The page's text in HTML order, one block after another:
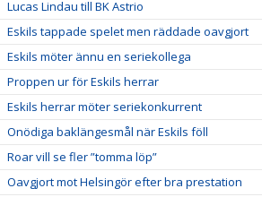
Lucas Lindau till BK Astrio
Eskils tappade spelet men räddade oavgjort
Eskils möter ännu en seriekollega
Proppen ur för Eskils herrar
Eskils herrar möter seriekonkurrent
Onödiga baklängesmål när Eskils föll
Roar vill se fler ”tomma löp”
Oavgjort mot Helsingör efter bra prestation